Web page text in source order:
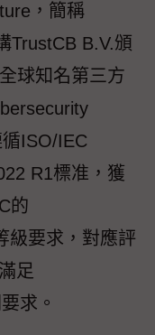
，簡稱
TrustCB B.V.頒
球知名第三方
ISO/IEC
R1標准，獲
的
級要求，對應評
足
求。